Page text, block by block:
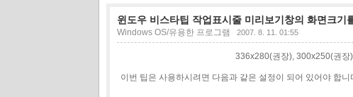
윈도우 비스타팁 작업표시줄 미리보기창의 화면크기
Windows OS/유용한 프로그램 2007. 8. 11. 01:55
336x280(권장), 300x250(권장
이번 팁은 사용하시려면 다음과 같은 설정이 되어 있어야 합니